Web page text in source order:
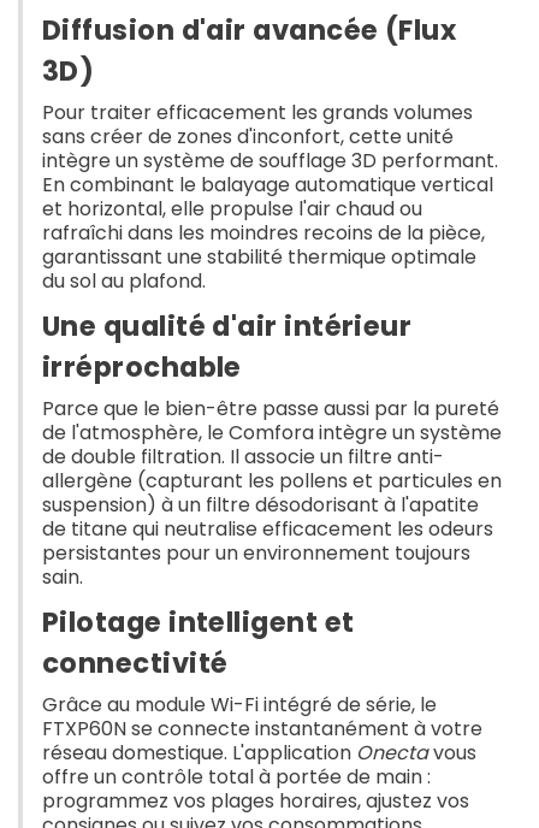
Diffusion d'air avancée (Flux
3D)
Pour traiter efficacement les grands volumes
sans créer de zones d'inconfort, cette unité
intègre un système de soufflage 3D performant.
En combinant le balayage automatique vertical
et horizontal, elle propulse l'air chaud ou
rafraîchi dans les moindres recoins de la pièce,
garantissant une stabilité thermique optimale
du sol au plafond.
Une qualité d'air intérieur
irréprochable
Parce que le bien-être passe aussi par la pureté
de l'atmosphère, le Comfora intègre un système
de double filtration. Il associe un filtre anti-
allergène (capturant les pollens et particules en
suspension) à un filtre désodorisant à l'apatite
de titane qui neutralise efficacement les odeurs
persistantes pour un environnement toujours
sain.
Pilotage intelligent et
connectivité
Grâce au module Wi-Fi intégré de série, le
FTXP60N se connecte instantanément à votre
réseau domestique. L'application Onectavous
offre un contrôle total à portée de main :
programmez vos plages horaires, ajustez vos